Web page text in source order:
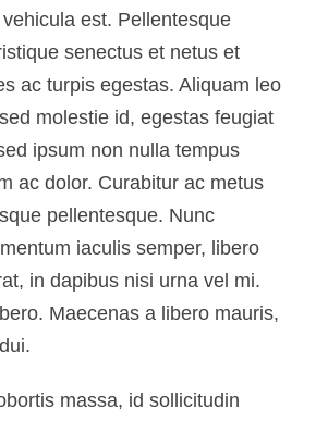
est. Pellentesque
senectus et netus et
ac turpis egestas. Aliquam leo
molestie id, egestas feugiat
ipsum non nulla tempus
ac dolor. Curabitur ac metus
pellentesque. Nunc
iaculis semper, libero
in dapibus nisi urna vel mi.
Maecenas a libero mauris,
massa, id sollicitudin